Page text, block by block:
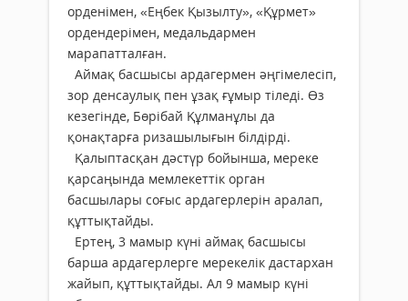
орденімен, «Еңбек Қызылту», «Құрмет»
ордендерімен, медальдармен
марапатталған.
Аймақ басшысы ардагермен әңгімелесіп,
зор денсаулық пен ұзақ ғұмыр тіледі. Өз
кезегінде, Бөрібай Құлманұлы да
қонақтарға ризашылығын білдірді.
Қалыптасқан дәстүр бойынша, мереке
қарсаңында мемлекеттік орган
басшылары соғыс ардагерлерін аралап,
құттықтайды.
Ертең, 3 мамыр күні аймақ басшысы
барша ардагерлерге мерекелік дастархан
жайып, құттықтайды. Ал 9 мамыр күні